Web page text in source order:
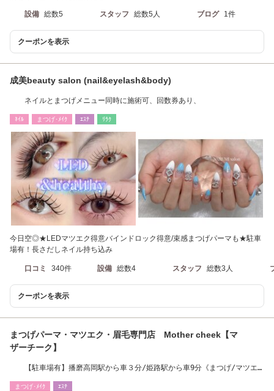
設備 総数5 スタッフ 総数5人 ブログ 1件
クーポンを表示
成美beauty salon (nail&eyelash&body)
ネイルとまつげメニュー同時に施術可、回数券あり、
ﾈｲﾙ まつげ･ﾒｲｸ ｴｽﾃ ﾘﾗｸ
今日空◎★LEDマツエク得意バインドロック得意/束感まつげパーマも★駐車
場有！長さだしネイル持ち込み
口コミ 340件 設備 総数4 スタッフ 総数3人
クーポンを表示
まつげパーマ・マツエク・眉毛専門店 Mother cheek【マ
ザーチーク】
【駐車場有】播磨高岡駅から車３分/姫路駅から車9分《まつげ/マツエ
まつげ･ﾒｲｸ ｴｽﾃ